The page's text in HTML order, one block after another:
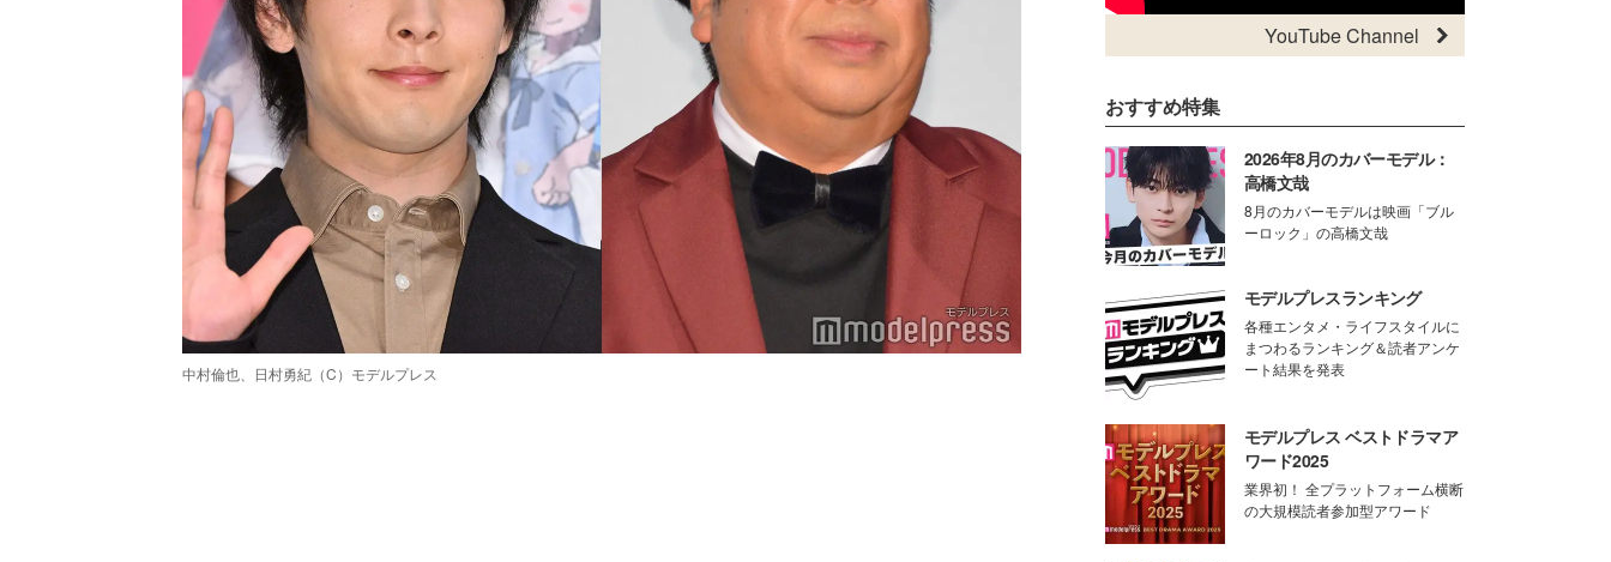
中村倫也、日村勇紀（C）モデルプレス
YouTube Channel
おすすめ特集
2026年8月のカバーモデル：
高橋文哉
8月のカバーモデルは映画「ブル
ーロック」の高橋文哉
モデルプレスランキング
各種エンタメ・ライフスタイルに
まつわるランキング＆読者アンケ
ート結果を発表
モデルプレス ベストドラマア
ワード2025
業界初！ 全プラットフォーム横断
の大規模読者参加型アワード